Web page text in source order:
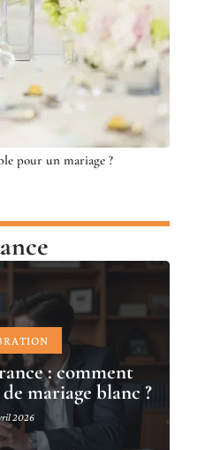
pour un mariage ?
: comment
mariage blanc ?
2026